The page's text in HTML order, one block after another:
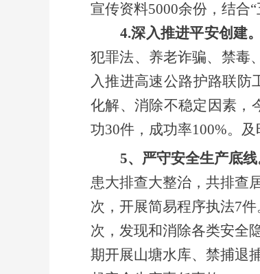
宣传资料5000余份，结合
4.深入推进平安创建。
犯罪法、养老诈骗、禁毒
入推进高速公路护路联防
化解、消除不稳定因素，
功30件，成功率100%。
5、严守安全生产底线
患大排查大整治，共排查
次，开展简易程序执法7
次，发现和消除各类安全
期开展山塘水库、禁捕退